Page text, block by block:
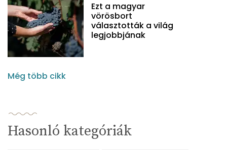
Ezt a magyar
vörösbort
választották a világ
legjobbjának
Még több cikk
Hasonló kategóriák